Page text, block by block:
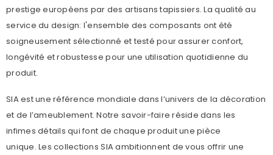
prestige européens par des artisans tapissiers. La qualité au
service du design: l'ensemble des composants ont été
soigneusement sélectionné et testé pour assurer confort,
longévité et robustesse pour une utilisation quotidienne du
produit.
SIA est une référence mondiale dans l’univers de la décoration
et de l’ameublement. Notre savoir-faire réside dans les
infimes détails qui font de chaque produit une pièce
unique.Les collections SIA ambitionnent de vous offrir une